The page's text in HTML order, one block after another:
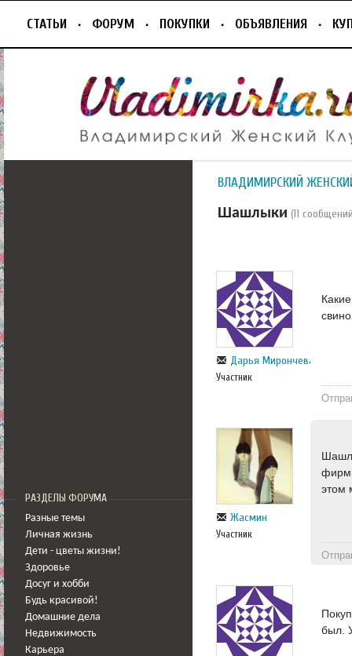
СТАТЬИ ФОРУМ ПОКУПКИ ОБЪЯВЛЕНИЯ
РАЗДЕЛЫ ФОРУМА
Разные темы
Личная жизнь
Дети - цветы жизни!
Здоровье
Досуг и хобби
Будь красивой!
Домашние дела
Недвижимость
Карьера
ВЛАДИМИРСКИЙ
Шашлыки (11
Дарья Мирончева
Участник
Жасмин
Участник
этом
был.